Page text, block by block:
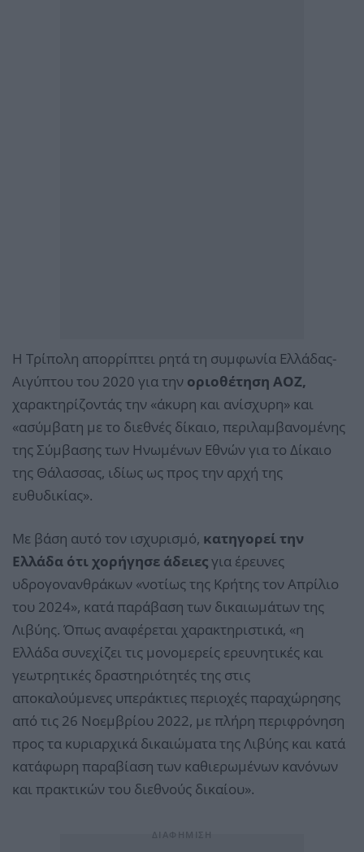
Η Τρίπολη απορρίπτει ρητά τη συμφωνία Ελλάδας-
Αιγύπτου του 2020 για την οριοθέτηση ΑΟΖ,
χαρακτηρίζοντάς την «άκυρη και ανίσχυρη» και
«ασύμβατη με το διεθνές δίκαιο, περιλαμβανομένης
της Σύμβασης των Ηνωμένων Εθνών για το Δίκαιο
της Θάλασσας, ιδίως ως προς την αρχή της
ευθυδικίας».
Με βάση αυτό τον ισχυρισμό, κατηγορεί την
Ελλάδα ότι χορήγησε άδειεςγια έρευνες
υδρογονανθράκων «νοτίως της Κρήτης τον Απρίλιο
του 2024», κατά παράβαση των δικαιωμάτων της
Λιβύης. Όπως αναφέρεται χαρακτηριστικά, «η
Ελλάδα συνεχίζει τις μονομερείς ερευνητικές και
γεωτρητικές δραστηριότητές της στις
αποκαλούμενες υπεράκτιες περιοχές παραχώρησης
από τις 26 Νοεμβρίου 2022, με πλήρη περιφρόνηση
προς τα κυριαρχικά δικαιώματα της Λιβύης και κατά
κατάφωρη παραβίαση των καθιερωμένων κανόνων
και πρακτικών του διεθνούς δικαίου».